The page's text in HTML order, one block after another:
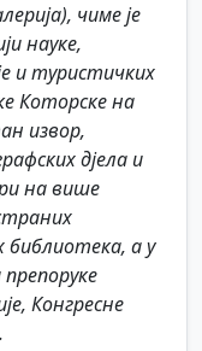
чиме је
науке,
и туристичких
Которске на
извор,
дјела и
на више
библиотека, а у
Конгресне